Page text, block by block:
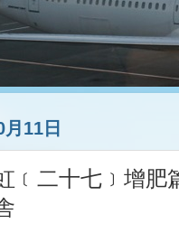
11日
﹝二十七﹞增肥